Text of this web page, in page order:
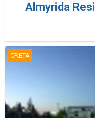
Almyrida
CRETA